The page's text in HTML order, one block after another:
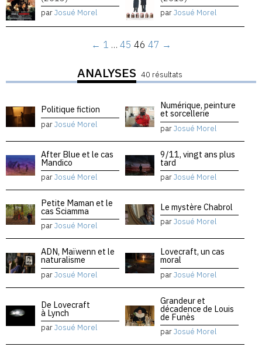
parJosué Morel parJosué Morel
← 1 … 45 46 47 →
ANALYSES 40 résultats
Politique fiction
parJosué Morel
Numérique, peinture
et sorcellerie
parJosué Morel
After Blue et le cas
Mandico
parJosué Morel
9/11, vingt ans plus
tard
parJosué Morel
Petite Maman et le
cas Sciamma
parJosué Morel
Le mystère Chabrol
parJosué Morel
ADN, Maïwenn et le
naturalisme
parJosué Morel
Lovecraft, un cas
moral
parJosué Morel
De Lovecraft
à Lynch
parJosué Morel
Grandeur et
décadence de Louis
de Funès
parJosué Morel